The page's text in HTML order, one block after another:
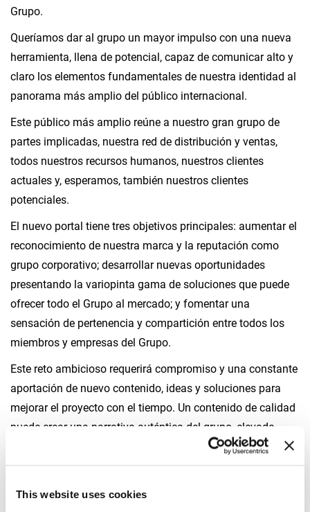
This website uses cookies
Grupo.
Queríamos dar al grupo un mayor impulso con una nueva
herramienta, llena de potencial, capaz de comunicar alto y
claro los elementos fundamentales de nuestra identidad al
panorama más amplio del público internacional.
Este público más amplio reúne a nuestro gran grupo de
partes implicadas, nuestra red de distribución y ventas,
todos nuestros recursos humanos, nuestros clientes
actuales y, esperamos, también nuestros clientes
potenciales.
El nuevo portal tiene tres objetivos principales: aumentar el
reconocimiento de nuestra marca y la reputación como
grupo corporativo; desarrollar nuevas oportunidades
presentando la variopinta gama de soluciones que puede
ofrecer todo el Grupo al mercado; y fomentar una
sensación de pertenencia y compartición entre todos los
miembros y empresas del Grupo.
Este reto ambicioso requerirá compromiso y una constante
aportación de nuevo contenido, ideas y soluciones para
mejorar el proyecto con el tiempo. Un contenido de calidad
puede crear una narrativa auténtica del grupo, elevada
mucho más allá de lo comercial y las áreas de productos,
tratando temas importantes que llevamos en nuestros